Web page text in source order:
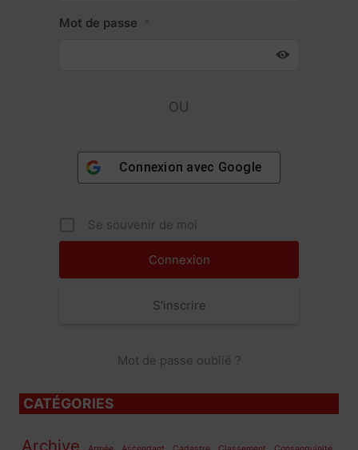
Mot de passe
OU
Connexion avec Google
Se souvenir de moi
S’inscrire
Mot de passe oublié ?
CATÉGORIES
Archive